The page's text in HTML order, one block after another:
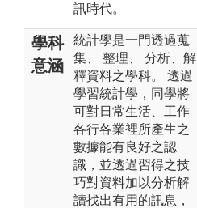
訊時代。
學科
意涵
統計學是一門透過蒐
集、 整理、 分析、解
釋資料之學科。 透過
學習統計學，同學將
可對日常生活、工作
各行各業裡所產生之
數據能有良好之認
識，並透過習得之技
巧對資料加以分析解
讀找出有用的訊息，